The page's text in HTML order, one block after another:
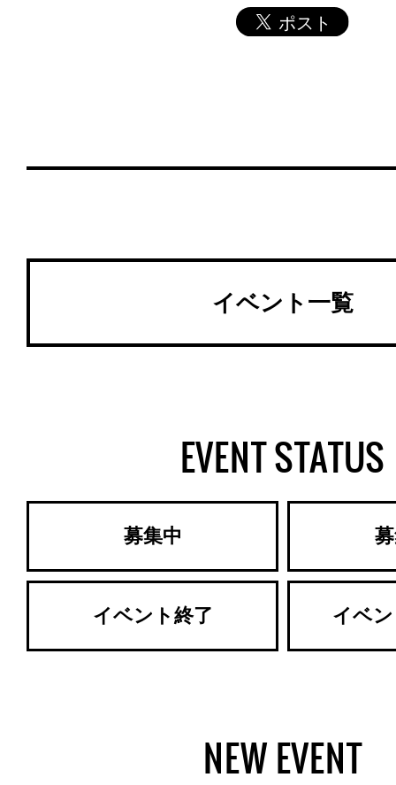
イベント一覧
EVENT STATUS
募集中
イベント終了 イベ
NEW EVENT